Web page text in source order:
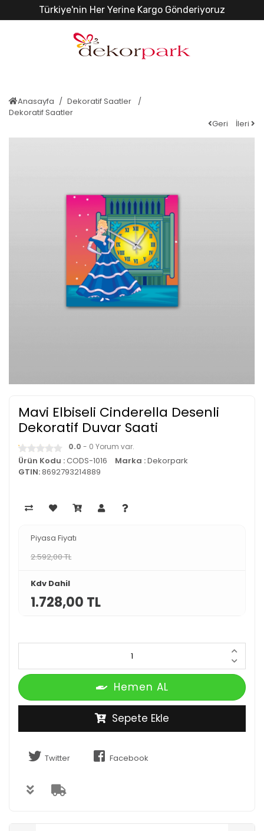
Türkiye'nin Her Yerine Kargo Gönderiyoruz
Anasayfa
Dekoratif Saatler
Dekoratif Saatler
Geri
İleri
Mavi Elbiseli Cinderella Desenli
Dekoratif Duvar Saati
0.0 - 0 Yorum var.
Ürün Kodu :CODS-1016 Marka :Dekorpark
GTIN:8692793214889
Piyasa Fiyatı
2.592,00 TL
Kdv Dahil
1.728,00 TL
Hemen AL
Sepete Ekle
Twitter Facebook